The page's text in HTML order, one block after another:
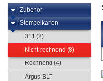
Zubehör
Stempelkarten
311 (2)
Nicht-rechnend (8)
Rechnend (4)
Argus-BLT